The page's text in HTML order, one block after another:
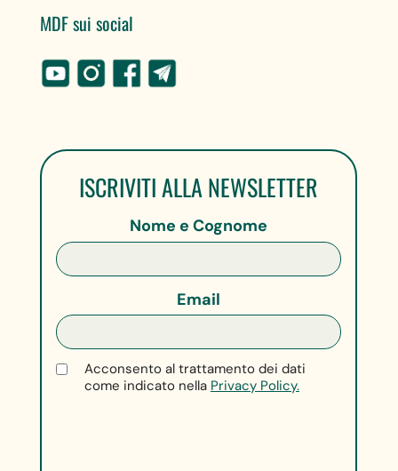
MDF sui social
ISCRIVITI ALLA NEWSLETTER
Nome e Cognome
Email
Acconsento al trattamento dei dati
come indicato nella Privacy Policy.